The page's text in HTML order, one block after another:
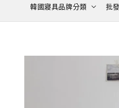
韓國寢具品牌分類 批